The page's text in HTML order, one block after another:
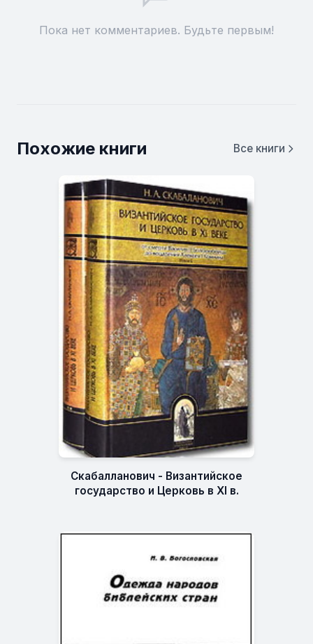
Пока нет комментариев. Будьте первым!
Похожие книги Все книги
Скабалланович - Византийское
государство и Церковь в XI в.